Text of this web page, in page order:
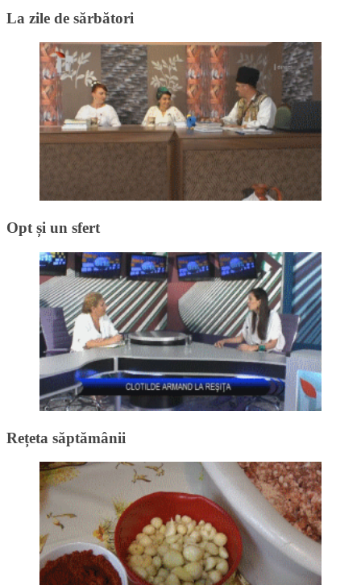
La zile de sărbători
Opt și un sfert
Rețeta săptămânii